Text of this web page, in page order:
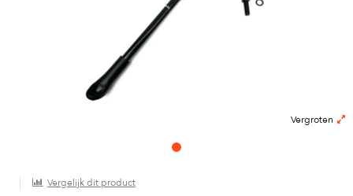
Vergroten
Vergelijk dit product